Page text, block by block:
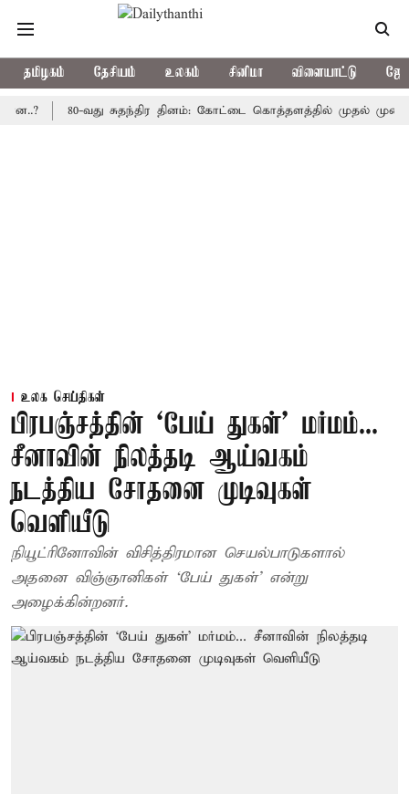
தமிழகம் தேசியம் உலகம் சினிமா விளையாட்டு
80-வது சுதந்திர தினம்: கோட்டை கொத்தளத்தில் முதல் முறையாக
உலக செய்திகள்
பிரபஞ்சத்தின் ‘பேய் துகள்’ மர்மம்...
சீனாவின் நிலத்தடி ஆய்வகம்
நடத்திய சோதனை முடிவுகள்
வெளியீடு
நியூட்ரினோவின் விசித்திரமான செயல்பாடுகளால்
அதனை விஞ்ஞானிகள் ‘பேய் துகள்’ என்று
அழைக்கின்றனர்.